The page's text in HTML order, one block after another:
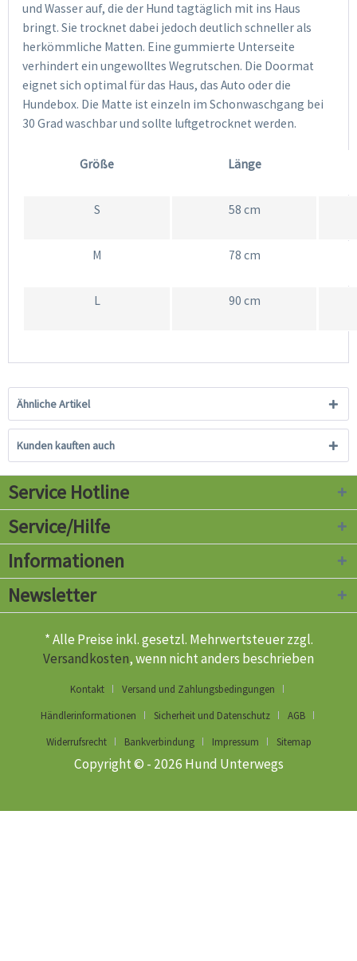
und Wasser auf, die der Hund tagtäglich mit ins Haus
bringt. Sie trocknet dabei jedoch deutlich schneller als
herkömmliche Matten. Eine gummierte Unterseite
verhindert ein ungewolltes Wegrutschen. Die Doormat
eignet sich optimal für das Haus, das Auto oder die
Hundebox. Die Matte ist einzeln im Schonwaschgang bei
30 Grad waschbar und sollte luftgetrocknet werden.
Größe Länge
S 58 cm
M 78 cm
L 90 cm
Ähnliche Artikel
Kunden kauften auch
Service Hotline
Service/Hilfe
Informationen
Newsletter
* Alle Preise inkl. gesetzl. Mehrwertsteuer zzgl.
Versandkosten, wenn nicht anders beschrieben
Kontakt
Versand und Zahlungsbedingungen
Händlerinformationen
Sicherheit und Datenschutz
AGB
Widerrufsrecht
Bankverbindung Impressum Sitemap
Copyright © - 2026 Hund Unterwegs